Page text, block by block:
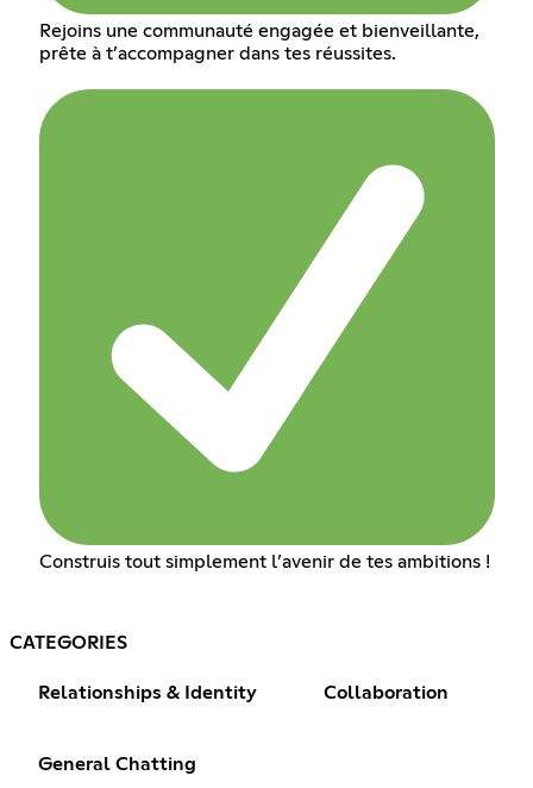
Rejoins une communauté engagée et bienveillante,
prête à t’accompagner dans tes réussites.
Construis tout simplement l’avenir de tes ambitions !
CATEGORIES
Relationships & Identity Collaboration
General Chatting